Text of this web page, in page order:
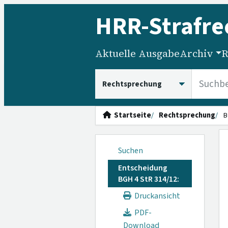
HRR-
Aktuelle AusgabeArchiv
Startseite Rechtsprechung
Suchen
Entscheidung
BGH 4 StR 314/12:
Druckansicht
PDF-
Download